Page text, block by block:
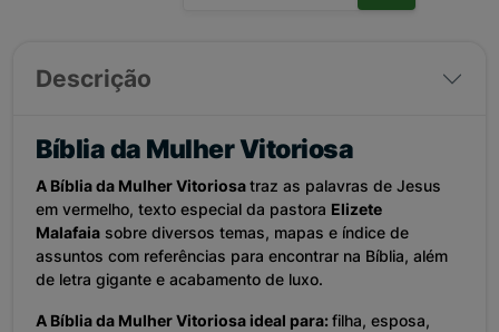
Descrição
Bíblia da Mulher Vitoriosa
A Bíblia da Mulher Vitoriosatraz as palavras de Jesus
em vermelho, texto especial da pastora Elizete
Malafaia sobre diversos temas, mapas e índice de
assuntos com referências para encontrar na Bíblia, além
de letra gigante e acabamento de luxo.
A Bíblia da Mulher Vitoriosa ideal para:filha, esposa,